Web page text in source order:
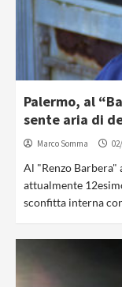
Palermo, al
sente aria di
Marco Somma
Al "Renzo
attualmente
sconfitta interna